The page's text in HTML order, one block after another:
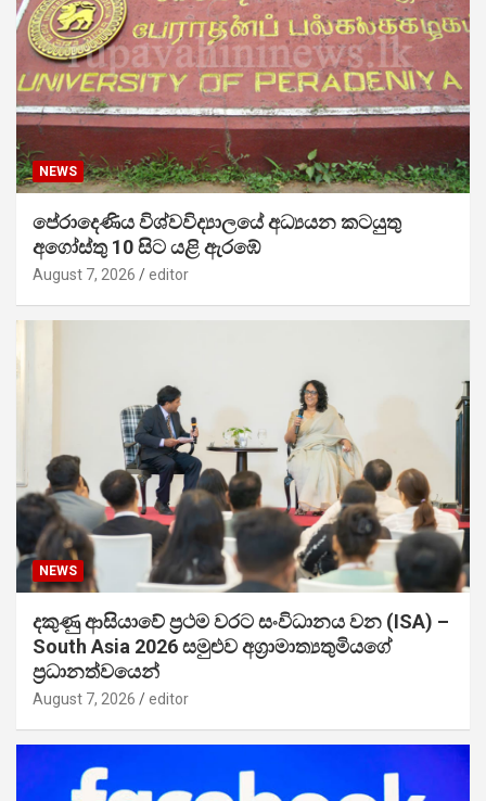
NEWS
පේරාදෙණිය විශ්වවිද්‍යාලයේ අධ්‍යයන කටයුතු
අගෝස්තු 10 සිට යළි ඇරඹේ
August 7, 2026 editor
NEWS
දකුණු ආසියාවේ ප්‍රථම වරට සංවිධානය වන (ISA) –
South Asia 2026 සමුළුව අග්‍රාමාත්‍යතුමියගේ
ප්‍රධානත්වයෙන්
August 7, 2026 editor